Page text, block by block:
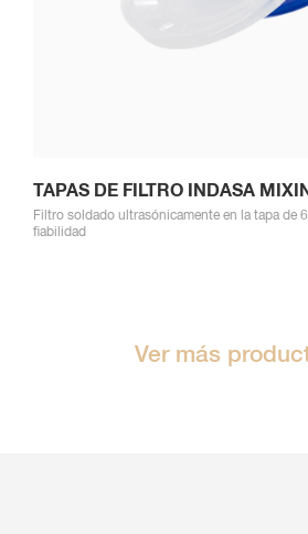
TAPAS DE FILTRO INDASA
Filtro soldado ultrasónicamente en la tapa de
fiabilidad
Ver más